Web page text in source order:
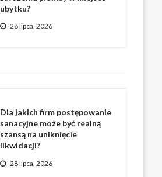
ubytku?
28 lipca, 2026
Dla jakich firm postępowanie
sanacyjne może być realną
szansą na uniknięcie
likwidacji?
28 lipca, 2026